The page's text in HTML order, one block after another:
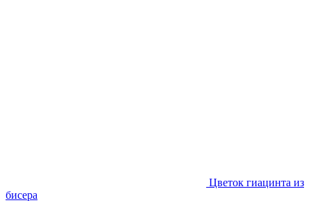
Цветок гиацинта из
бисера